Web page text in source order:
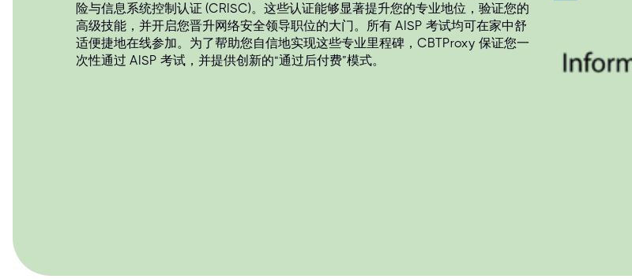
险与信息系统控制认证 (CRISC)。这些认证能够显著提升您的专业地位，验证您的
高级技能，并开启您晋升网络安全领导职位的大门。所有 AISP 考试均可在家中舒
适便捷地在线参加。为了帮助您自信地实现这些专业里程碑，CBTProxy 保证您一
次性通过 AISP 考试，并提供创新的“通过后付费”模式。